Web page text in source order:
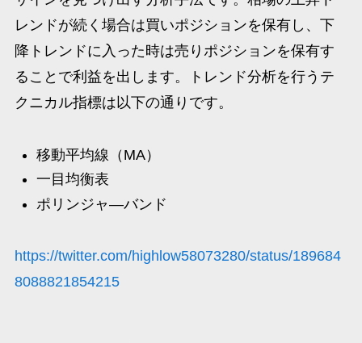
レンドが続く場合は買いポジションを保有し、下
降トレンドに入った時は売りポジションを保有す
ることで利益を出します。トレンド分析を行うテ
クニカル指標は以下の通りです。
移動平均線（MA）
一目均衡表
ポリンジャ―バンド
https://twitter.com/highlow58073280/status/189684
8088821854215